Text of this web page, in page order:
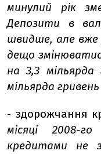
минулий рік
Депозити в
швидше, але вже
дещо
на 3,3
мільярда
- здорожчання
місяці 2008-
кредитами не